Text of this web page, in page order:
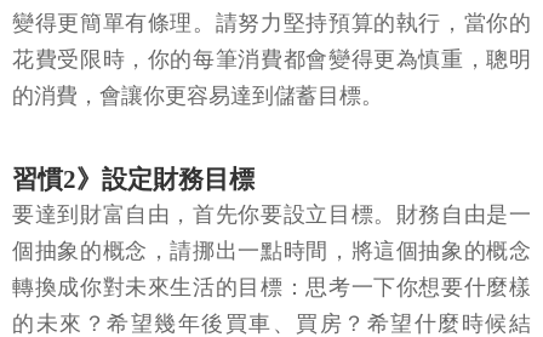
變得更簡單有條理。請努力堅持預算的執行，當你的
花費受限時，你的每筆消費都會變得更為慎重，聰明
的消費，會讓你更容易達到儲蓄目標。
習慣2》設定財務目標
要達到財富自由，首先你要設立目標。財務自由是一
個抽象的概念，請挪出一點時間，將這個抽象的概念
轉換成你對未來生活的目標：思考一下你想要什麼樣
的未來？希望幾年後買車、買房？希望什麼時候結